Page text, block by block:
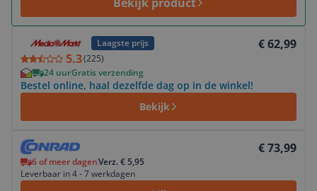
Laagste prijs
5.3(225)
€ 62,99
24 uurGratis verzending
Bestel online, haal dezelfde dag op in de winkel!
Bekijk
€ 73,99
6 of meer dagenVerz. € 5,95
Leverbaar in 4 - 7 werkdagen
Bekijk product